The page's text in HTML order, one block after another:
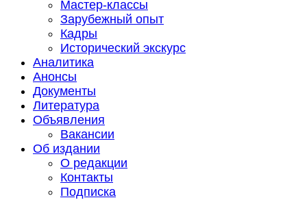
Мастер-классы
Зарубежный опыт
Кадры
Исторический экскурс
Аналитика
Анонсы
Документы
Литература
Объявления
Вакансии
Об издании
О редакции
Контакты
Подписка